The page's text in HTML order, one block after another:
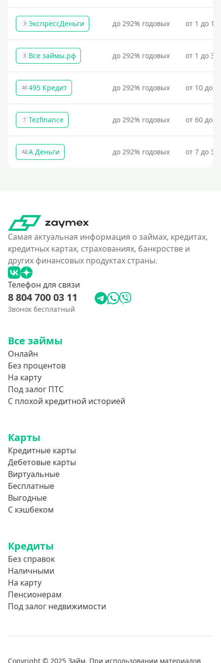
Процент
Под 1 %
С пролонгацией (продлением)
Под высокий процент
Без комиссии
В рассрочку
Бесплатно
Без процентов
Условия
С возможностью частичного погашения
Без страховок и комиссий
Со страховкой
Повторный
Без предоплат
Без электронной почты
С автоматическим одобрением
Без номера телефона
Без звонков и проверок
Онлайн круглосуточно
Ночью
На карту круглосуточно
24/7
Срок
1 день
2 дня
5 дней
Э ЭкспрессДеньги до 292% годовых от 1 до
З Все займы.рф до 292% годовых от 1 до
4К 495 Кредит до 292% годовых от 10 до
T Tezfinance до 292% годовых от 60 до
АД А Деньги до 292% годовых от 7 до
Самая актуальная информация о займах, кредитах,
кредитных картах, страхованиях, банкростве и
других финансовых продуктах страны.
Телефон для связи
8 804 700 03 11
Звонок бесплатный
Все займы
Онлайн
Без процентов
На карту
Под залог ПТС
С плохой кредитной историей
Карты
Кредитные карты
Дебетовые карты
Виртуальные
Бесплатные
Выгодные
С кэшбеком
Кредиты
Без справок
Наличными
На карту
Пенсионерам
Под залог недвижимости
Copyright © 2025 Займ. При использовании материалов